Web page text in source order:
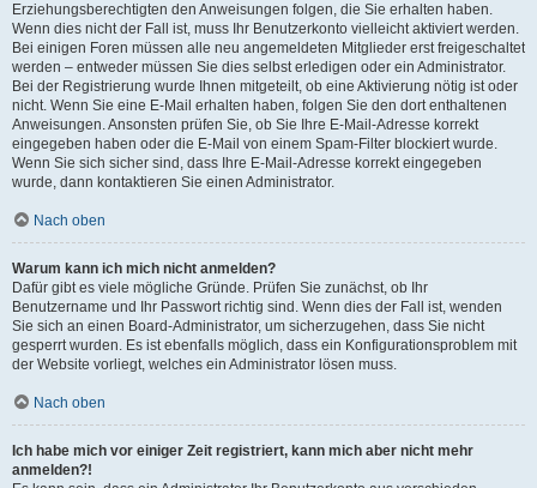
Erziehungsberechtigten den Anweisungen folgen, die Sie erhalten haben.
Wenn dies nicht der Fall ist, muss Ihr Benutzerkonto vielleicht aktiviert werden.
Bei einigen Foren müssen alle neu angemeldeten Mitglieder erst freigeschaltet
werden – entweder müssen Sie dies selbst erledigen oder ein Administrator.
Bei der Registrierung wurde Ihnen mitgeteilt, ob eine Aktivierung nötig ist oder
nicht. Wenn Sie eine E-Mail erhalten haben, folgen Sie den dort enthaltenen
Anweisungen. Ansonsten prüfen Sie, ob Sie Ihre E-Mail-Adresse korrekt
eingegeben haben oder die E-Mail von einem Spam-Filter blockiert wurde.
Wenn Sie sich sicher sind, dass Ihre E-Mail-Adresse korrekt eingegeben
wurde, dann kontaktieren Sie einen Administrator.
Nach oben
Warum kann ich mich nicht anmelden?
Dafür gibt es viele mögliche Gründe. Prüfen Sie zunächst, ob Ihr
Benutzername und Ihr Passwort richtig sind. Wenn dies der Fall ist, wenden
Sie sich an einen Board-Administrator, um sicherzugehen, dass Sie nicht
gesperrt wurden. Es ist ebenfalls möglich, dass ein Konfigurationsproblem mit
der Website vorliegt, welches ein Administrator lösen muss.
Nach oben
Ich habe mich vor einiger Zeit registriert, kann mich aber nicht mehr
anmelden?!